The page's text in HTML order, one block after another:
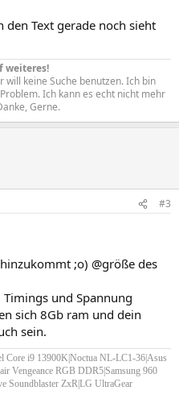
den Text gerade noch sieht
weiteres!
will keine Suche benutzen. Ich bin
Ich kann es echt nicht mehr
Gerne.​
#3
;o) @größe des
und Spannung
sich 8Gb ram und dein
sein.
Core i9 13900K|Noctua NL-LC1-36|Asus
Vengeance RGB DDR5|Samsung 960
Soundblaster ZxR|LG UltraGear